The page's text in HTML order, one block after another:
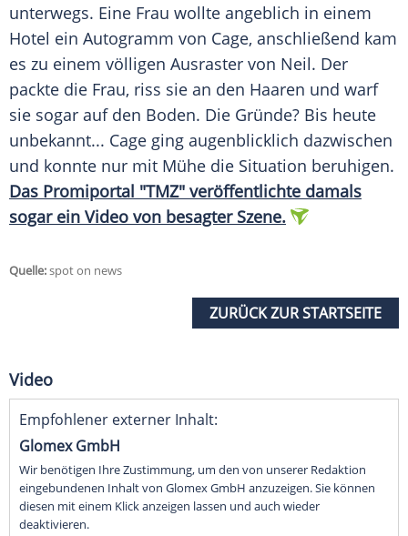
unterwegs. Eine Frau wollte angeblich in einem
Hotel ein Autogramm von Cage, anschließend kam
es zu einem völligen Ausraster von Neil. Der
packte die Frau, riss sie an den Haaren und warf
sie sogar auf den Boden. Die Gründe? Bis heute
unbekannt... Cage ging augenblicklich dazwischen
und konnte nur mit Mühe die Situation beruhigen.
Das Promiportal "TMZ" veröffentlichte damals
sogar ein Video von besagter Szene.
Quelle:spot on news
ZURÜCK ZUR STARTSEITE
Video
Empfohlener externer Inhalt:
Glomex GmbH
Wir benötigen Ihre Zustimmung, um den von unserer Redaktion
eingebundenen Inhalt von Glomex GmbH anzuzeigen. Sie können
diesen mit einem Klick anzeigen lassen und auch wieder
deaktivieren.